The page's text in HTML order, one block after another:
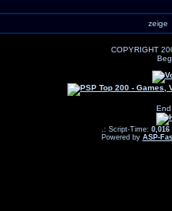
zeige
COPYRIGHT
.: Script-Time: 0,016
Powered by ASP-